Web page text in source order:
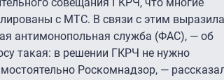
с МТС. В связи с этим выразила
антимонопольная служба (ФАС), — об
такая: в решении ГКРЧ не нужно
Роскомнадзор, —